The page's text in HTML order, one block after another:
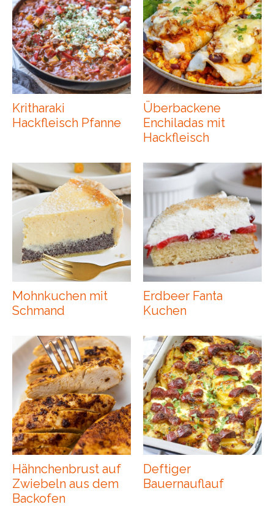
Kritharaki
Hackfleisch Pfanne
Überbackene
Enchiladas mit
Hackfleisch
Mohnkuchen mit
Schmand
Erdbeer Fanta
Kuchen
Hähnchenbrust auf
Zwiebeln aus dem
Backofen
Deftiger
Bauernauflauf